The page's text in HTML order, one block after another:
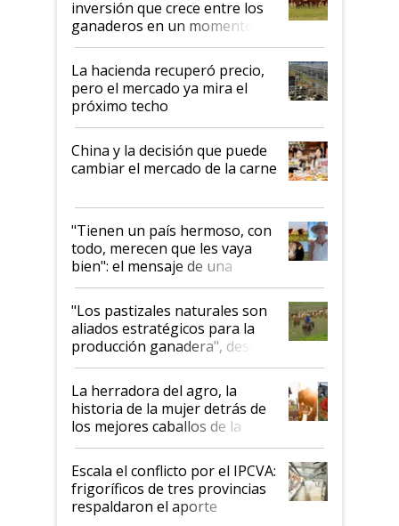
inversión que crece entre los
ganaderos en un momento
histórico para la actividad
La hacienda recuperó precio,
pero el mercado ya mira el
próximo techo
China y la decisión que puede
cambiar el mercado de la carne
"Tienen un país hermoso, con
todo, merecen que les vaya
bien": el mensaje de una
ganadera uruguaya sobre las
oportunidades que se abren
para el agro en Argentina, con
foco en la carne
"Los pastizales naturales son
aliados estratégicos para la
producción ganadera", destaca
la iniciativa que ya reúne a 46
establecimientos en Argentina
La herradora del agro, la
historia de la mujer detrás de
los mejores caballos de la
Argentina y los mitos que
todavía hacen sufrir a estos
animales: "Mientras me
descalificaban, yo seguí
haciendo currículum"
Escala el conflicto por el IPCVA:
frigoríficos de tres provincias
respaldaron el aporte